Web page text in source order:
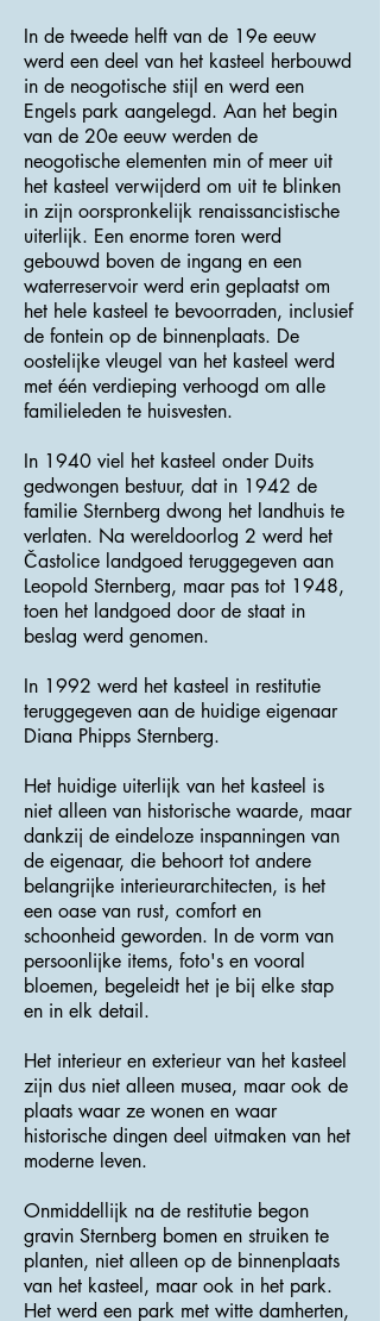
In de tweede helft van de 19e eeuw
werd een deel van het kasteel herbouwd
in de neogotische stijl en werd een
Engels park aangelegd. Aan het begin
van de 20e eeuw werden de
neogotische elementen min of meer uit
het kasteel verwijderd om uit te blinken
in zijn oorspronkelijk renaissancistische
uiterlijk. Een enorme toren werd
gebouwd boven de ingang en een
waterreservoir werd erin geplaatst om
het hele kasteel te bevoorraden, inclusief
de fontein op de binnenplaats. De
oostelijke vleugel van het kasteel werd
met één verdieping verhoogd om alle
familieleden te huisvesten.
In 1940 viel het kasteel onder Duits
gedwongen bestuur, dat in 1942 de
familie Sternberg dwong het landhuis te
verlaten. Na wereldoorlog 2 werd het
Častolice landgoed teruggegeven aan
Leopold Sternberg, maar pas tot 1948,
toen het landgoed door de staat in
beslag werd genomen.
In 1992 werd het kasteel in restitutie
teruggegeven aan de huidige eigenaar
Diana Phipps Sternberg.
Het huidige uiterlijk van het kasteel is
niet alleen van historische waarde, maar
dankzij de eindeloze inspanningen van
de eigenaar, die behoort tot andere
belangrijke interieurarchitecten, is het
een oase van rust, comfort en
schoonheid geworden. In de vorm van
persoonlijke items, foto's en vooral
bloemen, begeleidt het je bij elke stap
en in elk detail.
Het interieur en exterieur van het kasteel
zijn dus niet alleen musea, maar ook de
plaats waar ze wonen en waar
historische dingen deel uitmaken van het
moderne leven.
Onmiddellijk na de restitutie begon
gravin Sternberg bomen en struiken te
planten, niet alleen op de binnenplaats
van het kasteel, maar ook in het park.
Het werd een park met witte damherten,